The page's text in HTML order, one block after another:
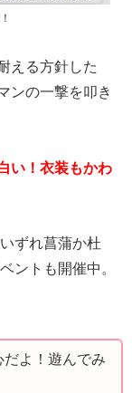
える方針した
ンの一撃を叩き
い！衣装もかわ
ずれ菖蒲か杜
ントも開催中。
よ！遊んでみ